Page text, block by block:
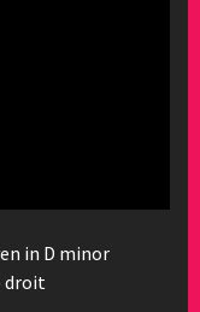
in D minor
droit